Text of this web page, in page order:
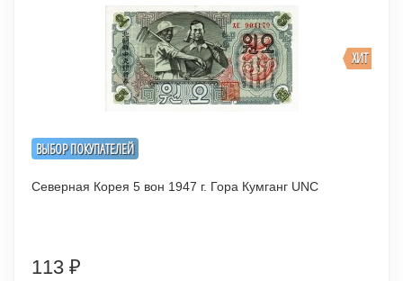
ВЫБОР ПОКУПАТЕЛЕЙ
ХИТ
Северная Корея 5 вон 1947 г. Гора Кумганг UNC
113 ₽